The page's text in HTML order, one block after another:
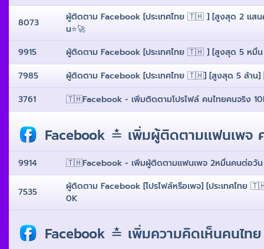
8073
ผู้ติดตาม Facebook [ประเทศไทย 🇹🇭 ] [สูงสุด 2 เเส
น⭐️🚀
9915
ผู้ติดตาม Facebook [ประเทศไทย 🇹🇭 ] [สูงสุด 5 หมื่น
7985
ผู้ติดตาม Facebook [ประเทศไทย 🇹🇭] [สูงสุด 5 ล้าน]
3761
🇹🇭Facebook - เพิ่มติดตามโปรไฟล์ คนไทยคนจริง
Facebook ≛ เพิ่มผู้ติดตามเเฟนเพ
9914 🇹🇭Facebook - เพิ่มผู้ติดตามเเฟนเพจ 2หมื่นคนต่อวัน
7535
ผู้ติดตาม Facebook [โปรไฟล์หรือเพจ] [ประเทศไทย
0K
Facebook ≛ เพิ่มความคิดเห็นคนไ